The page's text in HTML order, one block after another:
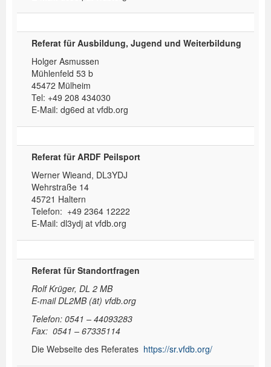
Referat für Ausbildung, Jugend und Weiterbildung
Holger Asmussen
Mühlenfeld 53 b
45472 Mülheim
Tel: +49 208 434030
E-Mail: dg6ed at vfdb.org
Referat für ARDF Peilsport
Werner Wieand, DL3YDJ
Wehrstraße 14
45721 Haltern
Telefon: +49 2364 12222
E-Mail: dl3ydj at vfdb.org
Referat für Standortfragen
Rolf Krüger, DL 2 MB
E-mail DL2MB (ät) vfdb.org
Telefon: 0541 – 44093283
Fax: 0541 – 67335114
Die Webseite des Referates https://sr.vfdb.org/